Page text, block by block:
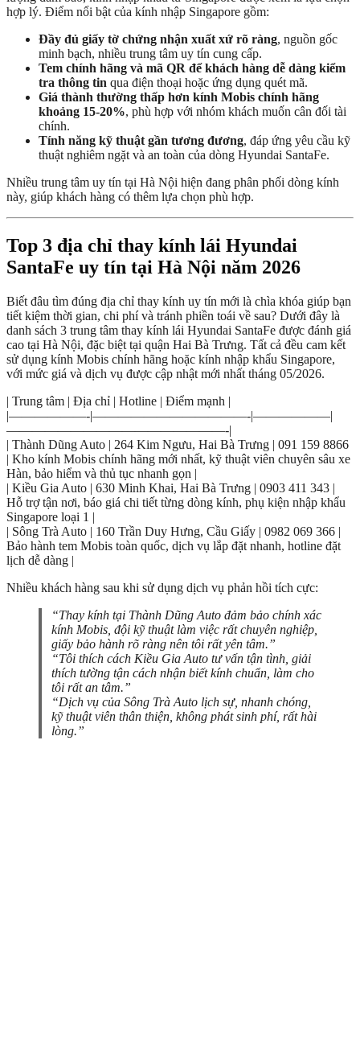
hợp lý. Điểm nổi bật của kính nhập Singapore gồm:
Đầy đủ giấy tờ chứng nhận xuất xứ rõ ràng, nguồn gốc
minh bạch, nhiều trung tâm uy tín cung cấp.
Tem chính hãng và mã QR để khách hàng dễ dàng kiểm
tra thông tin qua điện thoại hoặc ứng dụng quét mã.
Giá thành thường thấp hơn kính Mobis chính hãng
khoảng 15-20%, phù hợp với nhóm khách muốn cân đối tài
chính.
Tính năng kỹ thuật gần tương đương, đáp ứng yêu cầu kỹ
thuật nghiêm ngặt và an toàn của dòng Hyundai SantaFe.
Nhiều trung tâm uy tín tại Hà Nội hiện đang phân phối dòng kính
này, giúp khách hàng có thêm lựa chọn phù hợp.
Top 3 địa chỉ thay kính lái Hyundai
SantaFe uy tín tại Hà Nội năm 2026
Biết đâu tìm đúng địa chỉ thay kính uy tín mới là chìa khóa giúp bạn
tiết kiệm thời gian, chi phí và tránh phiền toái về sau? Dưới đây là
danh sách 3 trung tâm thay kính lái Hyundai SantaFe được đánh giá
cao tại Hà Nội, đặc biệt tại quận Hai Bà Trưng. Tất cả đều cam kết
sử dụng kính Mobis chính hãng hoặc kính nhập khẩu Singapore,
với mức giá và dịch vụ được cập nhật mới nhất tháng 05/2026.
| Trung tâm | Địa chỉ | Hotline | Điểm mạnh |
|——————-|————————————-|——————|
—————————————————-|
| Thành Dũng Auto | 264 Kim Ngưu, Hai Bà Trưng | 091 159 8866
| Kho kính Mobis chính hãng mới nhất, kỹ thuật viên chuyên sâu xe
Hàn, bảo hiểm và thủ tục nhanh gọn |
| Kiều Gia Auto | 630 Minh Khai, Hai Bà Trưng | 0903 411 343 |
Hỗ trợ tận nơi, báo giá chi tiết từng dòng kính, phụ kiện nhập khẩu
Singapore loại 1 |
| Sông Trà Auto | 160 Trần Duy Hưng, Cầu Giấy | 0982 069 366 |
Bảo hành tem Mobis toàn quốc, dịch vụ lắp đặt nhanh, hotline đặt
lịch dễ dàng |
Nhiều khách hàng sau khi sử dụng dịch vụ phản hồi tích cực:
“Thay kính tại Thành Dũng Auto đảm bảo chính xác
kính Mobis, đội kỹ thuật làm việc rất chuyên nghiệp,
giấy bảo hành rõ ràng nên tôi rất yên tâm.”
“Tôi thích cách Kiều Gia Auto tư vấn tận tình, giải
thích tường tận cách nhận biết kính chuẩn, làm cho
tôi rất an tâm.”
“Dịch vụ của Sông Trà Auto lịch sự, nhanh chóng,
kỹ thuật viên thân thiện, không phát sinh phí, rất hài
lòng.”